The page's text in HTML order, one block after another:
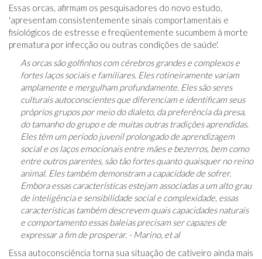
Essas orcas, afirmam os pesquisadores do novo estudo,
'apresentam consistentemente sinais comportamentais e
fisiológicos de estresse e freqüentemente sucumbem à morte
prematura por infecção ou outras condições de saúde'.
As orcas são golfinhos com cérebros grandes e complexos e
fortes laços sociais e familiares. Eles rotineiramente variam
amplamente e mergulham profundamente. Eles são seres
culturais autoconscientes que diferenciam e identificam seus
próprios grupos por meio do dialeto, da preferência da presa,
do tamanho do grupo e de muitas outras tradições aprendidas.
Eles têm um período juvenil prolongado de aprendizagem
social e os laços emocionais entre mães e bezerros, bem como
entre outros parentes, são tão fortes quanto quaisquer no reino
animal. Eles também demonstram a capacidade de sofrer.
Embora essas características estejam associadas a um alto grau
de inteligência e sensibilidade social e complexidade, essas
características também descrevem quais capacidades naturais
e comportamento essas baleias precisam ser capazes de
expressar a fim de prosperar. - Marino, et al
Essa autoconsciência torna sua situação de cativeiro ainda mais